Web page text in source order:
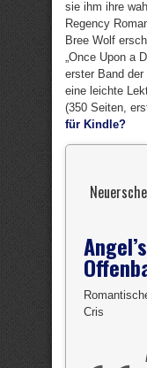
sie ihm ihre
Regency
Bree Wolf
„Once Upon a
erster Band der
eine leichte
(350 Seiten,
für Kindle?
Cris